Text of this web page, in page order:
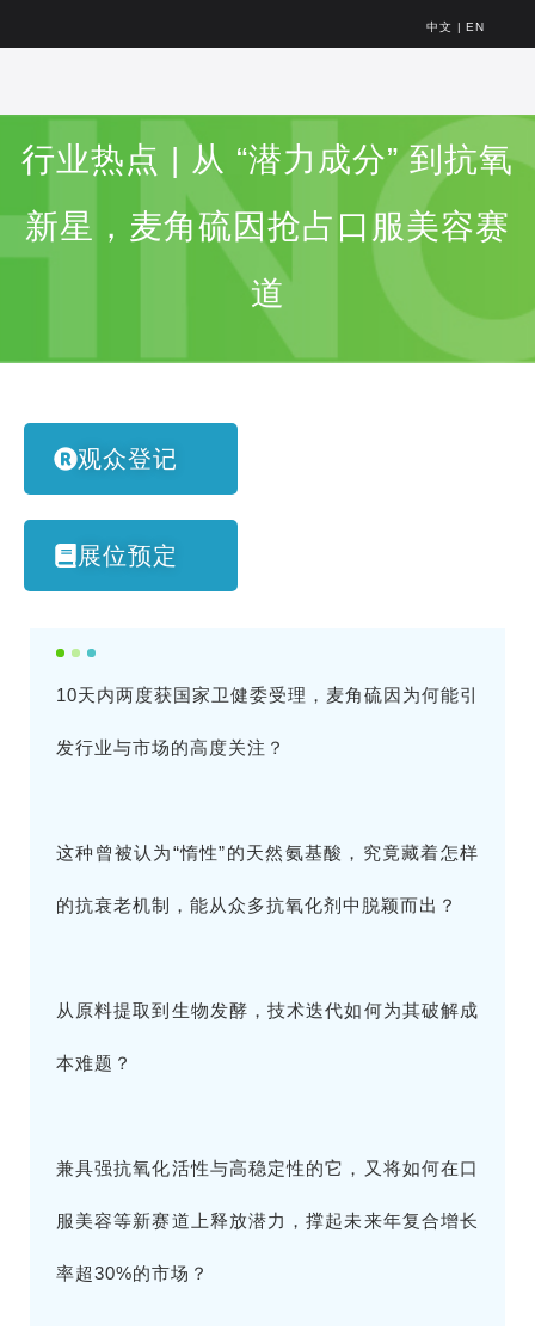
中文 | EN
行业热点 | 从 “潜力成分” 到抗氧
新星，麦角硫因抢占口服美容赛
道
观众登记
展位预定
10天内两度获国家卫健委受理，麦角硫因为何能引
发行业与市场的高度关注？
这种曾被认为“惰性”的天然氨基酸，究竟藏着怎样
的抗衰老机制，能从众多抗氧化剂中脱颖而出？
从原料提取到生物发酵，技术迭代如何为其破解成
本难题？
兼具强抗氧化活性与高稳定性的它，又将如何在口
服美容等新赛道上释放潜力，撑起未来年复合增长
率超30%的市场？